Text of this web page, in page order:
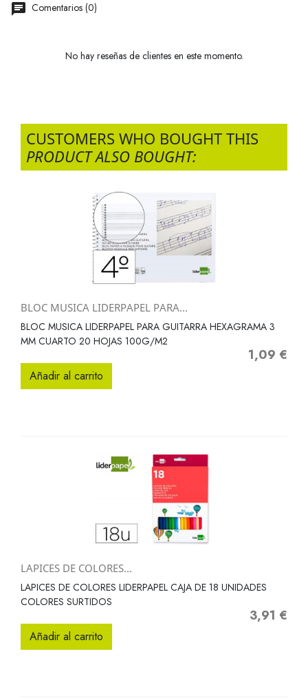
Comentarios (0)
No hay reseñas de clientes en este momento.
CUSTOMERS WHO BOUGHT THIS
PRODUCT ALSO BOUGHT:
BLOC MUSICA LIDERPAPEL PARA...
BLOC MUSICA LIDERPAPEL PARA GUITARRA HEXAGRAMA 3
MM CUARTO 20 HOJAS 100G/M2
Precio
1,09 €
Añadir al carrito
LAPICES DE COLORES...
LAPICES DE COLORES LIDERPAPEL CAJA DE 18 UNIDADES
COLORES SURTIDOS
Precio
3,91 €
Añadir al carrito